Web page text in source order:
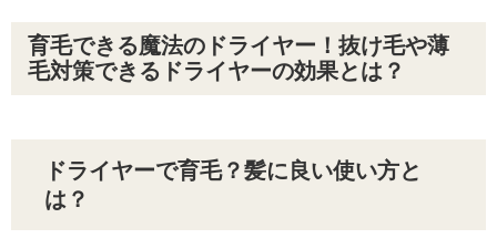
育毛できる魔法のドライヤー！抜け毛や薄
毛対策できるドライヤーの効果とは？
ドライヤーで育毛？髪に良い使い方と
は？